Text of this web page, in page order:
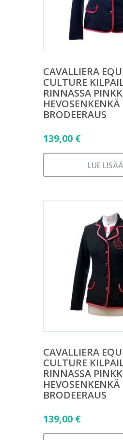
CAVALLIERA
CULTURE
RINNASSA
HEVOSENKENKÄ
BRODEERAUS
139,00 €
LUE
CAVALLIERA
CULTURE
RINNASSA
HEVOSENKENKÄ
BRODEERAUS
139,00 €